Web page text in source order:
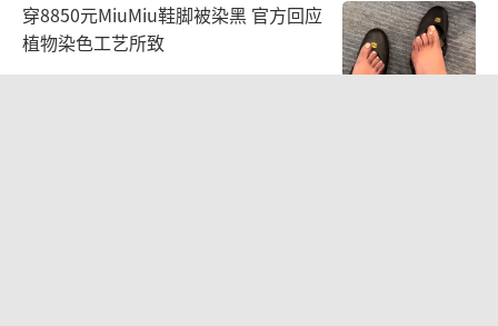
穿8850元MiuMiu鞋脚被染黑 官方回应
植物染色工艺所致
2026-08-09 18:21:36